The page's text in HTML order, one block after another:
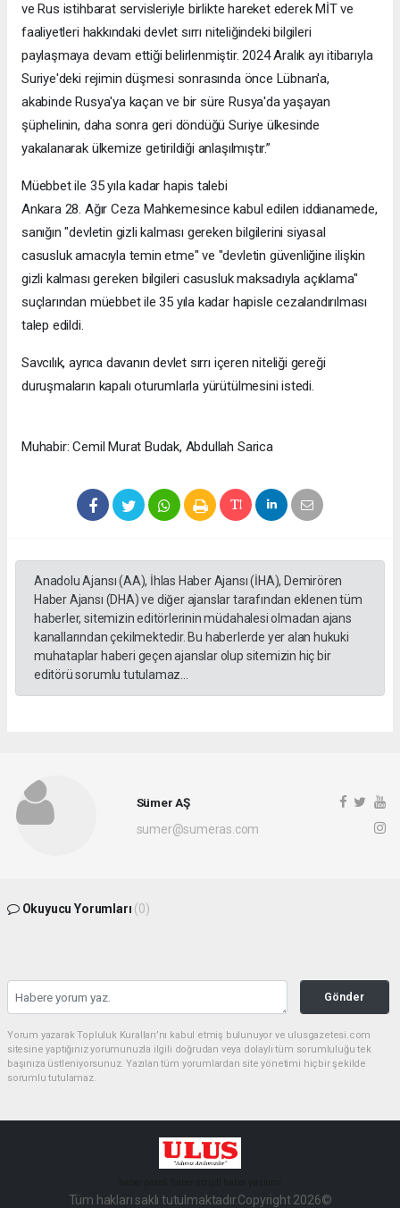
ve Rus istihbarat servisleriyle birlikte hareket ederek MİT ve
faaliyetleri hakkındaki devlet sırrı niteliğindeki bilgileri
paylaşmaya devam ettiği belirlenmiştir. 2024 Aralık ayı itibarıyla
Suriye'deki rejimin düşmesi sonrasında önce Lübnan'a,
akabinde Rusya'ya kaçan ve bir süre Rusya'da yaşayan
şüphelinin, daha sonra geri döndüğü Suriye ülkesinde
yakalanarak ülkemize getirildiği anlaşılmıştır.”
Müebbet ile 35 yıla kadar hapis talebi
Ankara 28. Ağır Ceza Mahkemesince kabul edilen iddianamede,
sanığın "devletin gizli kalması gereken bilgilerini siyasal
casusluk amacıyla temin etme" ve "devletin güvenliğine ilişkin
gizli kalması gereken bilgileri casusluk maksadıyla açıklama"
suçlarından müebbet ile 35 yıla kadar hapisle cezalandırılması
talep edildi.
Savcılık, ayrıca davanın devlet sırrı içeren niteliği gereği
duruşmaların kapalı oturumlarla yürütülmesini istedi.
Muhabir: Cemil Murat Budak, Abdullah Sarica
Anadolu Ajansı (AA), İhlas Haber Ajansı (İHA), Demirören
Haber Ajansı (DHA) ve diğer ajanslar tarafından eklenen tüm
haberler, sitemizin editörlerinin müdahalesi olmadan ajans
kanallarından çekilmektedir. Bu haberlerde yer alan hukuki
muhataplar haberi geçen ajanslar olup sitemizin hiç bir
editörü sorumlu tutulamaz...
Sümer AŞ
sumer@sumeras.com
Okuyucu Yorumları (0)
Gönder
Yorum yazarak Topluluk Kuralları’nı kabul etmiş bulunuyor ve ulusgazetesi.com
sitesine yaptığınız yorumunuzla ilgili doğrudan veya dolaylı tüm sorumluluğu tek
başınıza üstleniyorsunuz. Yazılan tüm yorumlardan site yönetimi hiçbir şekilde
sorumlu tutulamaz.
Tüm hakları saklı tutulmaktadır.Copyright 2026©